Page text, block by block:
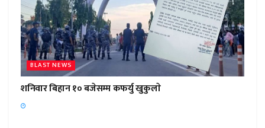
BLAST NEWS
शनिवार बिहान १० बजेसम्म कफर्यु खुकुलाे